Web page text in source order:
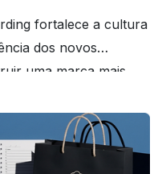
fortalece a cultura
dos novos
uma marca mais